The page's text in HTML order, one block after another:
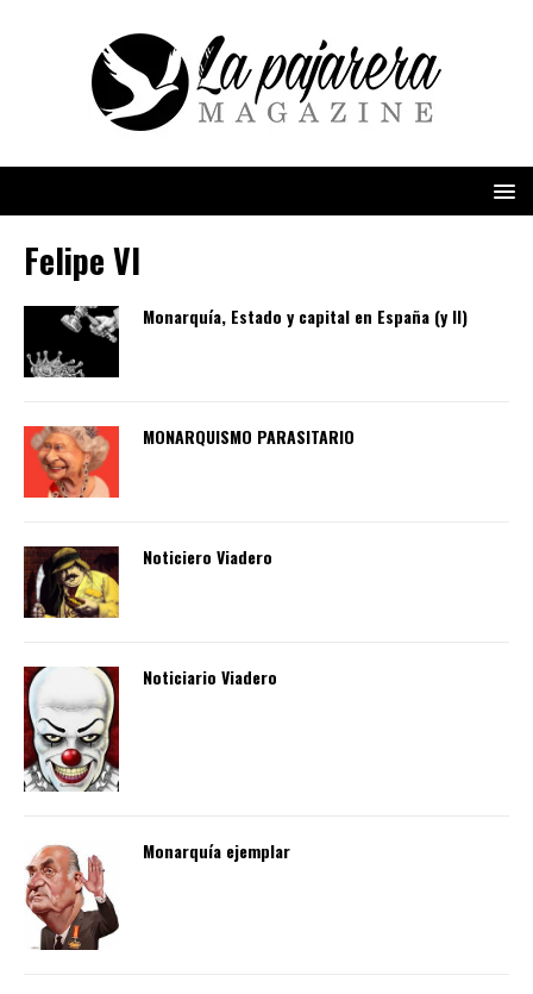
Felipe VI
Monarquía, Estado y capital en España (y II)
MONARQUISMO PARASITARIO
Noticiero Viadero
Noticiario Viadero
Monarquía ejemplar